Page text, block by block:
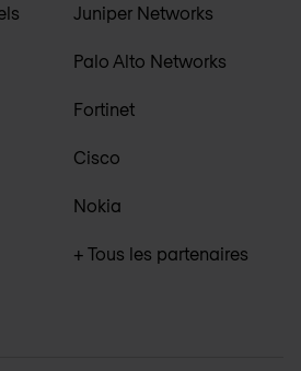
Juniper Networks
Palo Alto Networks
Fortinet
Cisco
Nokia
+ Tous les partenaires